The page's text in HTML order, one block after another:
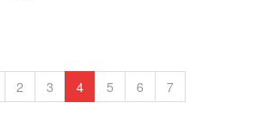
2 3 4 5 6
7